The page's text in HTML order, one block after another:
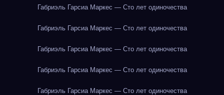
Габриэль Гарсиа Маркес — Сто лет одиночества
Габриэль Гарсиа Маркес — Сто лет одиночества
Габриэль Гарсиа Маркес — Сто лет одиночества
Габриэль Гарсиа Маркес — Сто лет одиночества
Габриэль Гарсиа Маркес — Сто лет одиночества